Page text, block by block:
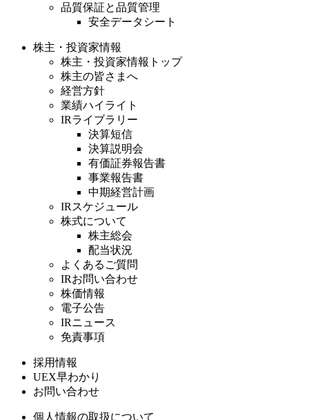
品質保証と品質管理
安全データシート
株主・投資家情報
株主・投資家情報トップ
株主の皆さまへ
経営方針
業績ハイライト
IRライブラリー
決算短信
決算説明会
有価証券報告書
事業報告書
中期経営計画
IRスケジュール
株式について
株主総会
配当状況
よくあるご質問
IRお問い合わせ
株価情報
電子公告
IRニュース
免責事項
採用情報
UEX早わかり
お問い合わせ
個人情報の取扱について